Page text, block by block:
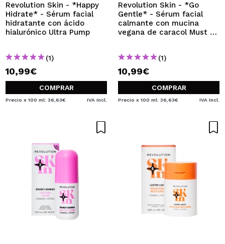
Revolution Skin - *Happy
Hidrate* - Sérum facial
hidratante con ácido
hialurónico Ultra Pump
(1)
10,99€
COMPRAR
Precio x 100 ml: 36,63€ IVA Incl.
Revolution Skin - *Go
Gentle* - Sérum facial
calmante con mucina
vegana de caracol Must Be
(1)
10,99€
COMPRAR
Precio x 100 ml: 36,63€ IVA Incl.